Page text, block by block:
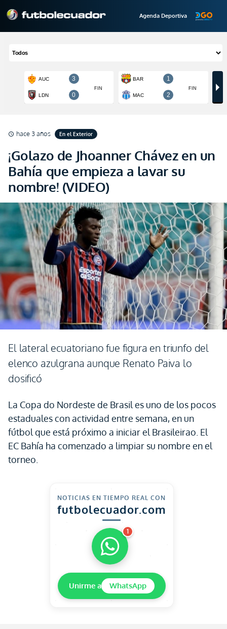
Agenda Deportiva
schedule hace 3 años En el Exterior
¡Golazo de Jhoanner Chávez en un
Bahía que empieza a lavar su
nombre! (VIDEO)
El lateral ecuatoriano fue figura en triunfo del
elenco azulgrana aunque Renato Paiva lo
dosificó
La Copa do Nordeste de Brasil es uno de los pocos
estaduales con actividad entre semana, en un
fútbol que está próximo a iniciar el Brasileirao. El
EC Bahía ha comenzado a limpiar su nombre en el
torneo.
NOTICIAS EN TIEMPO REAL CON
futbolecuador.com
1
Unirme a WhatsApp